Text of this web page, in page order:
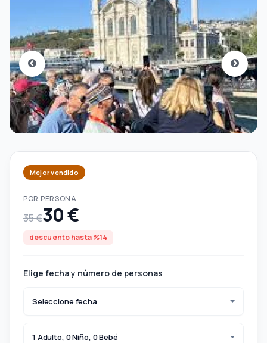
Mejor vendido
POR PERSONA
35 €30 €
descuento hasta %14
Elige fecha y número de personas
Seleccione fecha
1 Adulto, 0 Niño, 0 Bebé